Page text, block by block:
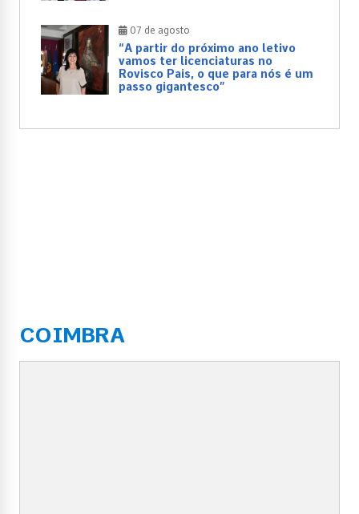
07 de agosto
“A partir do próximo ano letivo
vamos ter licenciaturas no
Rovisco Pais, o que para nós é um
passo gigantesco”
COIMBRA